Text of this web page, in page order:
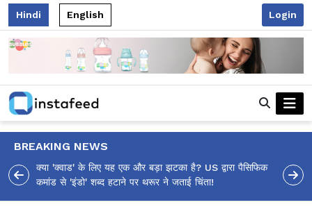
Hindi English Login
BREAKING NEWS
पैसिफिक
आलिया भट्ट का मज़ेदार 'शर्वरी कहाँ है?' पोस्ट, 'अल्फा' टीज़र पर
उठे सवालों का मज़ाकिया जवाब!